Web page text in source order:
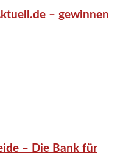
– gewinnen
– Die Bank für